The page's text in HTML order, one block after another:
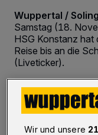
Wuppertal /
Samstag (18.
HSG Konstanz
Reise bis an die
(Liveticker).
18.11.2017 , 00:00
Wir und unsere